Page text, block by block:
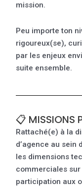
mission.
Peu importe ton
rigoureux(se),
par les enjeux
suite ensemble.
📋 MISSIONS
Rattaché(e) à la
d’agence au sein
les dimensions
commerciales sur
participation aux